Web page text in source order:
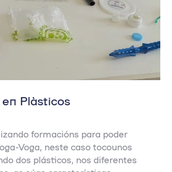
Plásticos
formacións para poder
Voga, neste caso tocounos
dos plásticos, nos diferentes